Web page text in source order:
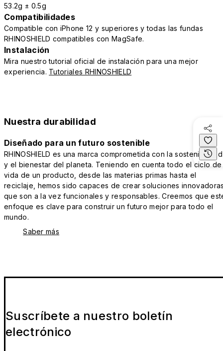
53.2g ± 0.5g
Compatibilidades
Compatible con iPhone 12 y superiores y todas las fundas
RHINOSHIELD compatibles con MagSafe.
Instalación
Mira nuestro tutorial oficial de instalación para una mejor
experiencia. Tutoriales RHINOSHIELD
Nuestra durabilidad
Diseñado para un futuro sostenible
RHINOSHIELD es una marca comprometida con la sostenibilidad
y el bienestar del planeta. Teniendo en cuenta todo el ciclo de
vida de un producto, desde las materias primas hasta el
reciclaje, hemos sido capaces de crear soluciones
que son a la vez funcionales y responsables. Creemos que
enfoque es clave para construir un futuro mejor para todo el
mundo.
Saber más
Suscríbete a nuestro boletín
electrónico